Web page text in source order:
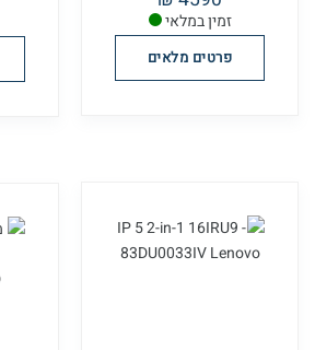
זמין במלאי
פרטים מלאים